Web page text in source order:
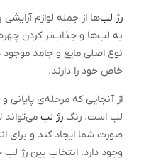
رژ لب‌ها از جمله لوازم
به لب‌ها و جذاب‌تر کردن
نوع اصلی مایع و جامد
خاص خود را دارند.
از آنجایی که مرحله‌ی پایانی
لب است. رنگ رژ لب می‌تواند
وجود دارد. انتخاب بین رژ